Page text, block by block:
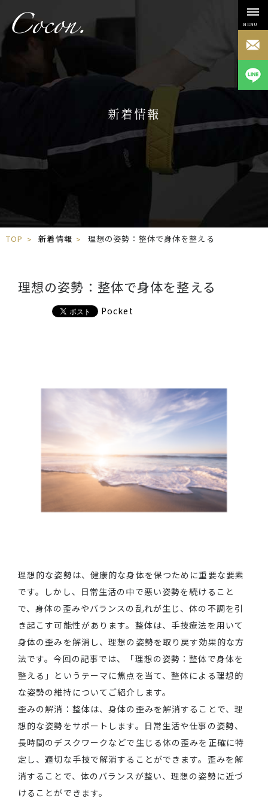
MENU
新着情報
TOP 新着情報 理想の姿勢：整体で身体を整える
理想の姿勢：整体で身体を整える
Pocket
理想的な姿勢は、健康的な身体を保つために重要な要素
です。しかし、日常生活の中で悪い姿勢を続けること
で、身体の歪みやバランスの乱れが生じ、体の不調を引
き起こす可能性があります。整体は、手技療法を用いて
身体の歪みを解消し、理想の姿勢を取り戻す効果的な方
法です。今回の記事では、「理想の姿勢：整体で身体を
整える」というテーマに焦点を当て、整体による理想的
な姿勢の維持についてご紹介します。
歪みの解消：整体は、身体の歪みを解消することで、理
想的な姿勢をサポートします。日常生活や仕事の姿勢、
長時間のデスクワークなどで生じる体の歪みを正確に特
定し、適切な手技で解消することができます。歪みを解
消することで、体のバランスが整い、理想の姿勢に近づ
けることができます。